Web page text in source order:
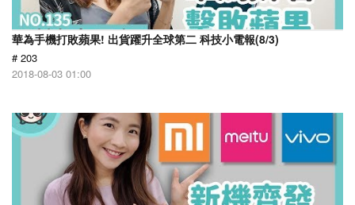
華為手機打敗蘋果! 出貨躍升全球第二 科技小電報(8/3)
# 203
2018-08-03 01:00